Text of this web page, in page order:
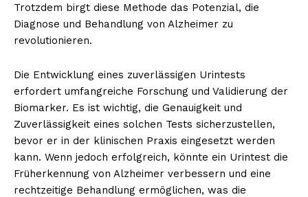
Trotzdem birgt diese Methode das Potenzial, die
Diagnose und Behandlung von Alzheimer zu
revolutionieren.
Die Entwicklung eines zuverlässigen Urintests
erfordert umfangreiche Forschung und Validierung der
Biomarker. Es ist wichtig, die Genauigkeit und
Zuverlässigkeit eines solchen Tests sicherzustellen,
bevor er in der klinischen Praxis eingesetzt werden
kann. Wenn jedoch erfolgreich, könnte ein Urintest die
Früherkennung von Alzheimer verbessern und eine
rechtzeitige Behandlung ermöglichen, was die